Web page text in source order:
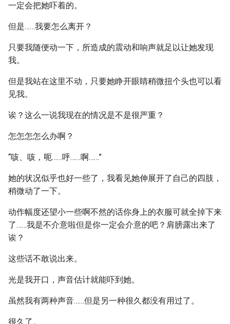
一定会把她吓着的。
但是……我要怎么离开？
只要我随便动一下，所造成的震动和响声就足以让她发现
我。
但是我站在这里不动，只要她睁开眼睛稍微扭个头也可以看
见我。
诶？这么一说我现在的情况是不是很严重？
怎怎怎怎么办啊？
“咳、咳，呃……呼……啊……”
她的状况似乎也好一些了，我看见她伸展开了自己的四肢，
稍微动了一下。
动作幅度还望小一些啊不然的话你身上的衣服可就全掉下来
了……我是不介意啦但是你一定会介意的吧？肩膀露出来了
诶？
这些话不敢说出来。
光是我开口，声音估计就能吓到她。
虽然我有两种声音……但是另一种很久都没有用过了。
很久了。